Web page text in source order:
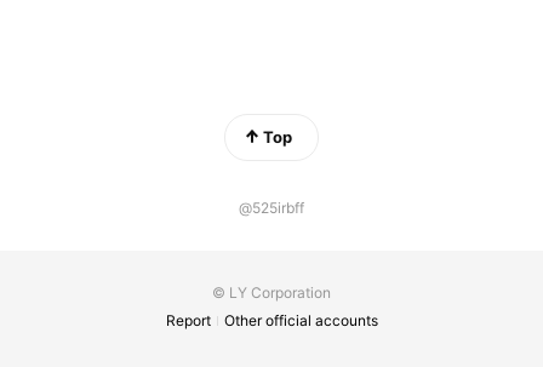
Top
@525irbff
© LY Corporation
Report
Other official accounts